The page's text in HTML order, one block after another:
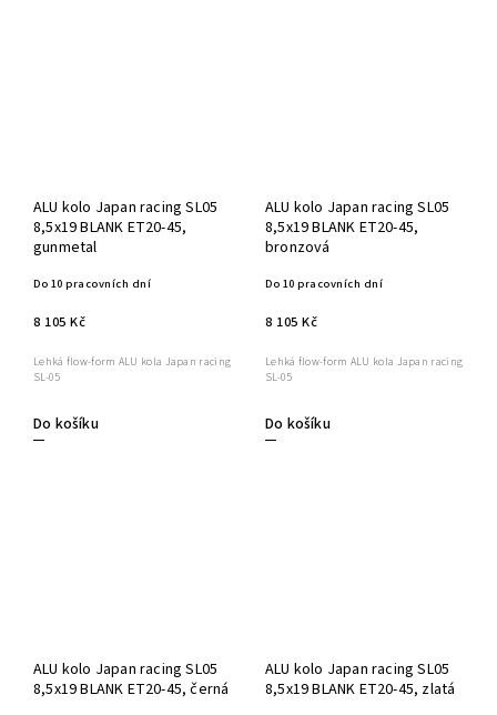
ALU kolo Japan racing SL05
8,5x19 BLANK ET20-45,
gunmetal
Do 10 pracovních dní
8 105 Kč
Do košíku
Lehká flow-form ALU kola Japan racing
SL-05
ALU kolo Japan racing SL05
8,5x19 BLANK ET20-45,
bronzová
Do 10 pracovních dní
8 105 Kč
Do košíku
Lehká flow-form ALU kola Japan racing
SL-05
ALU kolo Japan racing SL05
8,5x19 BLANK ET20-45, černá
ALU kolo Japan racing SL05
8,5x19 BLANK ET20-45, zlatá